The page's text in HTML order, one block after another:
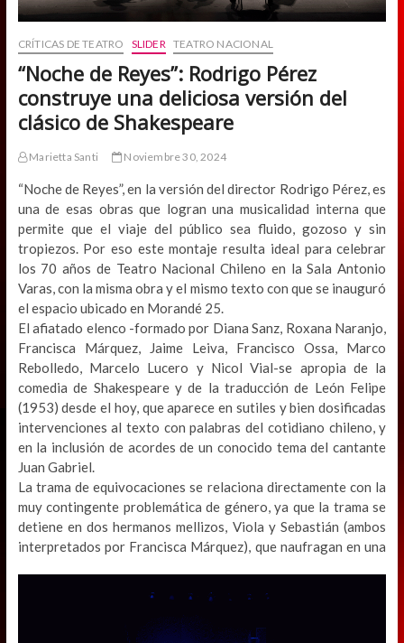
CRÍTICAS DE TEATRO SLIDER TEATRO NACIONAL
“Noche de Reyes”: Rodrigo Pérez
construye una deliciosa versión del
clásico de Shakespeare
Marietta Santi Noviembre 30, 2024
“Noche de Reyes”, en la versión del director Rodrigo Pérez, es
una de esas obras que logran una musicalidad interna que
permite que el viaje del público sea fluido, gozoso y sin
tropiezos. Por eso este montaje resulta ideal para celebrar
los 70 años de Teatro Nacional Chileno en la Sala Antonio
Varas, con la misma obra y el mismo texto con que se inauguró
el espacio ubicado en Morandé 25.
El afiatado elenco -formado por Diana Sanz, Roxana Naranjo,
Francisca Márquez, Jaime Leiva, Francisco Ossa, Marco
Rebolledo, Marcelo Lucero y Nicol Vial-se apropia de la
comedia de Shakespeare y de la traducción de León Felipe
(1953) desde el hoy, que aparece en sutiles y bien dosificadas
intervenciones al texto con palabras del cotidiano chileno, y
en la inclusión de acordes de un conocido tema del cantante
Juan Gabriel.
La trama de equivocaciones se relaciona directamente con la
muy contingente problemática de género, ya que la trama se
detiene en dos hermanos mellizos, Viola y Sebastián (ambos
interpretados por Francisca Márquez), que naufragan en una